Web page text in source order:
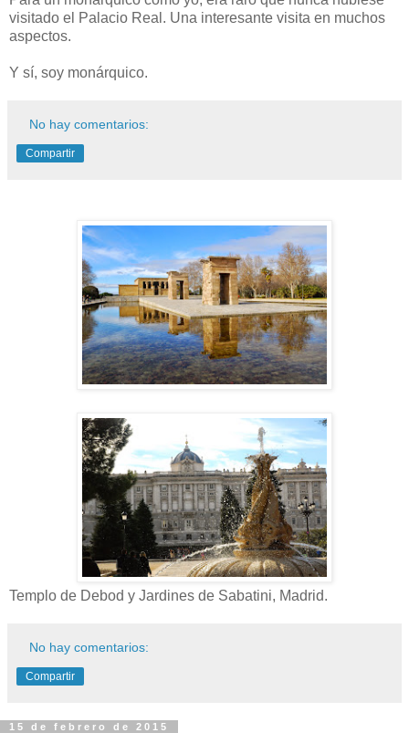
visitado el Palacio Real. Una interesante visita en muchos
aspectos.
Y sí, soy monárquico.
No hay comentarios:
Compartir
Templo de Debod y Jardines de Sabatini, Madrid.
No hay comentarios:
Compartir
15 de febrero de 2015